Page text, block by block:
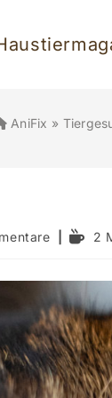
AniFix »
2